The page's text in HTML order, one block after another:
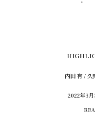
内田 有 / 久
2022年3